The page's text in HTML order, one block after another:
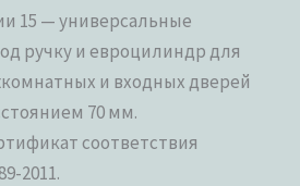
15 — универсальные
ручку и евроцилиндр для
и входных дверей
70 мм.
соответствия
2011.